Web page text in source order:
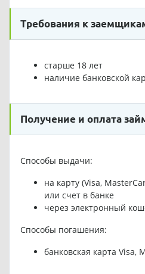
Требования к
старше 18 лет
наличие банковской
Получение и оплата
Способы выдачи:
на карту (Visa,
или счет в банке
через электронный
Способы погашения:
банковская карта Visa,